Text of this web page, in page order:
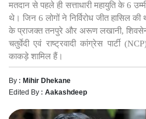
मतदान से पहले ही सत्ताधारी महायुति के 6
थे। जिन 6 लोगों ने निर्विरोध जीत हासिल की
के प्राजक्त तनपुरे और अरूण लखानी,
चतुर्वेदी एवं राष्ट्रवादी कांग्रेस पार्टी
काकड़े शामिल हैं।
By :Mihir Dhekane
Edited By :Aakashdeep